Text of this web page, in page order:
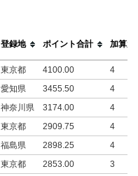
登録地 ポイント合計 加算大
東京都 4100.00
4
愛知県 3455.50
4
神奈川県 3174.00
4
東京都 2909.75
4
福島県 2898.25
4
東京都 2853.00
3